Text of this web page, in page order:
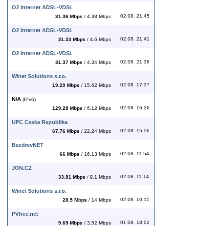
O2 Internet ADSL-VDSL
31.36 Mbps / 4.38 Mbps 02.08. 21:45
O2 Internet ADSL-VDSL
31.33 Mbps / 4.6 Mbps 02.08. 21:41
O2 Internet ADSL-VDSL
31.37 Mbps / 4.34 Mbps 02.08. 21:38
Winet Solutions s.r.o.
19.29 Mbps / 15.62 Mbps 02.08. 17:37
N/A (IPv6)
129.28 Mbps / 6.12 Mbps 02.08. 16:26
UPC Ceska Republika
67.76 Mbps / 22.24 Mbps 02.08. 15:56
BezdrevNET
66 Mbps / 16.13 Mbps 02.08. 11:54
JON.CZ
33.81 Mbps / 9.1 Mbps 02.08. 11:14
Winet Solutions s.r.o.
28.5 Mbps / 14 Mbps 02.08. 10:15
PVfree.net
9.69 Mbps / 3.52 Mbps 01.08. 18:02